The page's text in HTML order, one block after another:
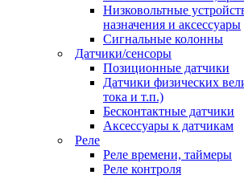
Низковольтные
назначения и аксессуары
Сигнальные колонны
Датчики/сенсоры
Позиционные датчики
Датчики физических
тока и т.п.)
Бесконтактные датчики
Аксессуары к датчикам
Реле
Реле времени, таймеры
Реле контроля